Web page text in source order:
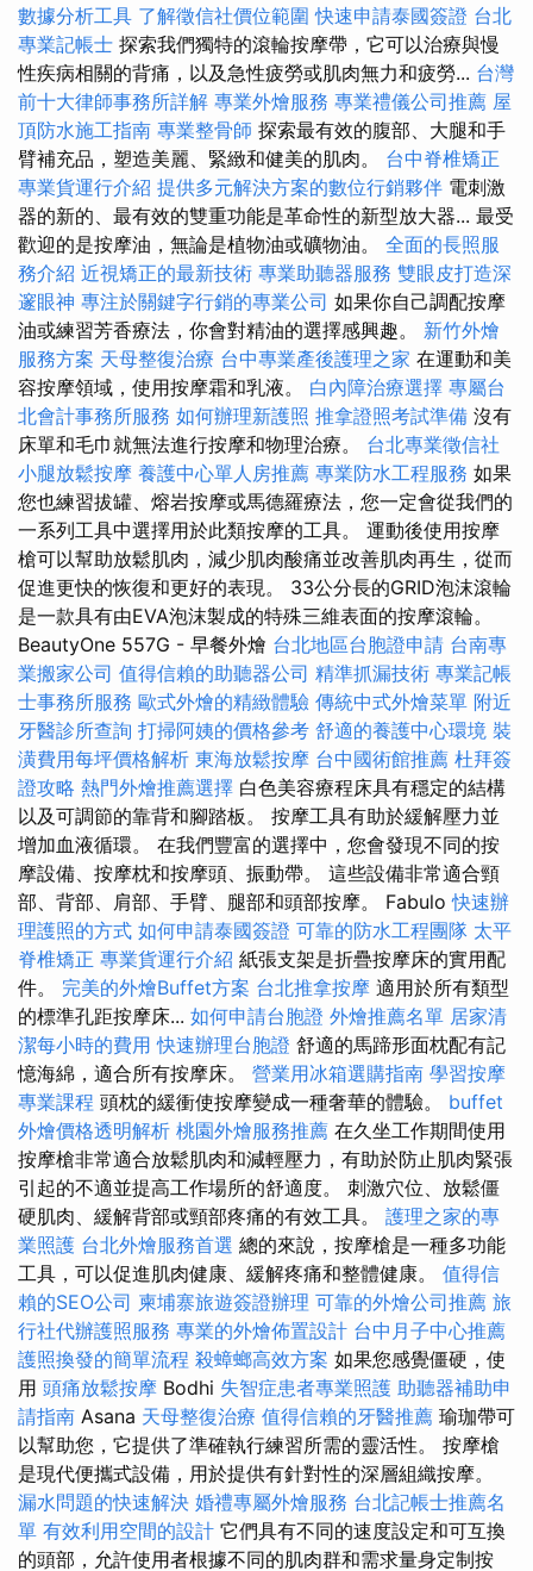
數據分析工具 了解徵信社價位範圍 快速申請泰國簽證 台北
專業記帳士 探索我們獨特的滾輪按摩帶，它可以治療與慢
性疾病相關的背痛，以及急性疲勞或肌肉無力和疲勞... 台灣
前十大律師事務所詳解 專業外燴服務 專業禮儀公司推薦 屋
頂防水施工指南 專業整骨師 探索最有效的腹部、大腿和手
臂補充品，塑造美麗、緊緻和健美的肌肉。 台中脊椎矯正
專業貨運行介紹 提供多元解決方案的數位行銷夥伴 電刺激
器的新的、最有效的雙重功能是革命性的新型放大器... 最受
歡迎的是按摩油，無論是植物油或礦物油。 全面的長照服
務介紹 近視矯正的最新技術 專業助聽器服務 雙眼皮打造深
邃眼神 專注於關鍵字行銷的專業公司 如果你自己調配按摩
油或練習芳香療法，你會對精油的選擇感興趣。 新竹外燴
服務方案 天母整復治療 台中專業產後護理之家 在運動和美
容按摩領域，使用按摩霜和乳液。 白內障治療選擇 專屬台
北會計事務所服務 如何辦理新護照 推拿證照考試準備 沒有
床單和毛巾就無法進行按摩和物理治療。 台北專業徵信社
小腿放鬆按摩 養護中心單人房推薦 專業防水工程服務 如果
您也練習拔罐、熔岩按摩或馬德羅療法，您一定會從我們的
一系列工具中選擇用於此類按摩的工具。 運動後使用按摩
槍可以幫助放鬆肌肉，減少肌肉酸痛並改善肌肉再生，從而
促進更快的恢復和更好的表現。 33公分長的GRID泡沫滾輪
是一款具有由EVA泡沫製成的特殊三維表面的按摩滾輪。
BeautyOne 557G - 早餐外燴 台北地區台胞證申請 台南專
業搬家公司 值得信賴的助聽器公司 精準抓漏技術 專業記帳
士事務所服務 歐式外燴的精緻體驗 傳統中式外燴菜單 附近
牙醫診所查詢 打掃阿姨的價格參考 舒適的養護中心環境 裝
潢費用每坪價格解析 東海放鬆按摩 台中國術館推薦 杜拜簽
證攻略 熱門外燴推薦選擇 白色美容療程床具有穩定的結構
以及可調節的靠背和腳踏板。 按摩工具有助於緩解壓力並
增加血液循環。 在我們豐富的選擇中，您會發現不同的按
摩設備、按摩枕和按摩頭、振動帶。 這些設備非常適合頸
部、背部、肩部、手臂、腿部和頭部按摩。 Fabulo快速辦
理護照的方式 如何申請泰國簽證 可靠的防水工程團隊 太平
脊椎矯正 專業貨運行介紹 紙張支架是折疊按摩床的實用配
件。 完美的外燴Buffet方案 台北推拿按摩 適用於所有類型
的標準孔距按摩床... 如何申請台胞證 外燴推薦名單 居家清
潔每小時的費用 快速辦理台胞證 舒適的馬蹄形面枕配有記
憶海綿，適合所有按摩床。 營業用冰箱選購指南 學習按摩
專業課程 頭枕的緩衝使按摩變成一種奢華的體驗。 buffet
外燴價格透明解析 桃園外燴服務推薦 在久坐工作期間使用
按摩槍非常適合放鬆肌肉和減輕壓力，有助於防止肌肉緊張
引起的不適並提高工作場所的舒適度。 刺激穴位、放鬆僵
硬肌肉、緩解背部或頸部疼痛的有效工具。 護理之家的專
業照護 台北外燴服務首選 總的來說，按摩槍是一種多功能
工具，可以促進肌肉健康、緩解疼痛和整體健康。 值得信
賴的SEO公司 柬埔寨旅遊簽證辦理 可靠的外燴公司推薦 旅
行社代辦護照服務 專業的外燴佈置設計 台中月子中心推薦
護照換發的簡單流程 殺蟑螂高效方案 如果您感覺僵硬，使
用 頭痛放鬆按摩 Bodhi 失智症患者專業照護 助聽器補助申
請指南 Asana 天母整復治療 值得信賴的牙醫推薦 瑜珈帶可
以幫助您，它提供了準確執行練習所需的靈活性。 按摩槍
是現代便攜式設備，用於提供有針對性的深層組織按摩。
漏水問題的快速解決 婚禮專屬外燴服務 台北記帳士推薦名
單 有效利用空間的設計 它們具有不同的速度設定和可互換
的頭部，允許使用者根據不同的肌肉群和需求量身定制按